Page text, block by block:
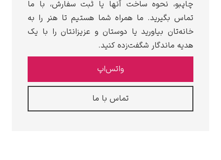
چاپبو، نحوه ساخت آنها یا ثبت سفارش، با ما
تماس بگیرید. ما همراه شما هستیم تا هنر را به
خانه‌تان بیاورید یا دوستان و عزیزانتان را با یک
هدیه ماندگار شگفت‌زده کنید.
واتس‌اپ
تماس با ما